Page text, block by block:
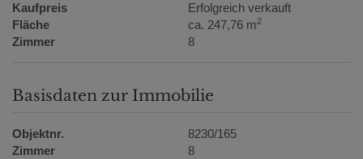
Kaufpreis
Erfolgreich verkauft
Fläche
ca. 247,76 m2
Zimmer 8
Basisdaten zur Immobilie
Objektnr.
8230/165
Zimmer
8